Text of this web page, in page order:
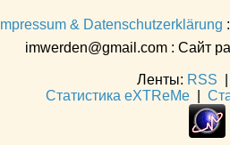
Impressum & Datenschutzerklärung :
imwerden@gmail.com : Сайт
Ленты: RSS
Статистика eXTReMe